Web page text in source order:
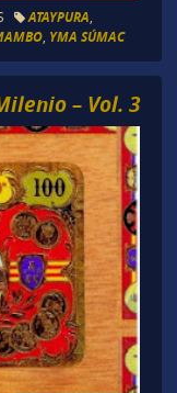
ATAYPURA,
, YMA SÚMAC
– Vol. 3